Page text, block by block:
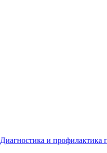
Диагностика и профилактика